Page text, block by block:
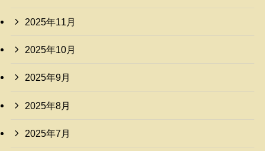
2025年11月
2025年10月
2025年9月
2025年8月
2025年7月